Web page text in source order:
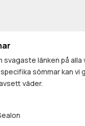
svagaste länken på
sömmar kan vi
väder.